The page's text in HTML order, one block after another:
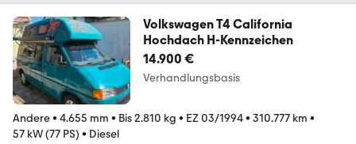
Volkswagen T4 California
Hochdach H-Kennzeichen
14.900 €
Verhandlungsbasis
Andere• 4.655 mm • Bis 2.810 kg • EZ 03/1994• 310.777 km •
57 kW (77 PS) • Diesel